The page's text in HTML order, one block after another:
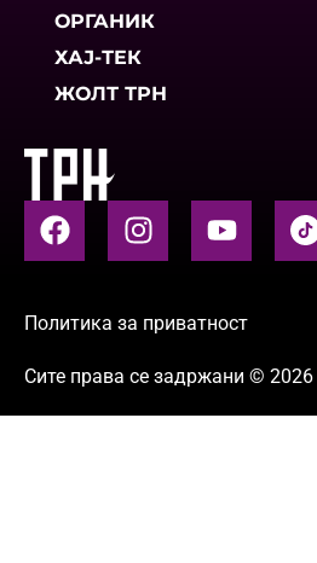
ОРГАНИК
ХАЈ-ТЕК
ЖОЛТ ТРН
Политика за приватност
Сите права се задржани ©